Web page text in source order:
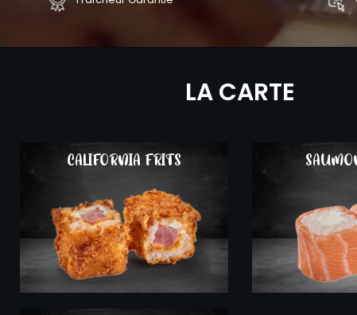
LA CARTE
COMMANDER
CALIFORNIA FRITS
COMMANDER
COMMANDER